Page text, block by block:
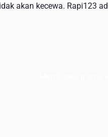
akan kecewa. Rapi123